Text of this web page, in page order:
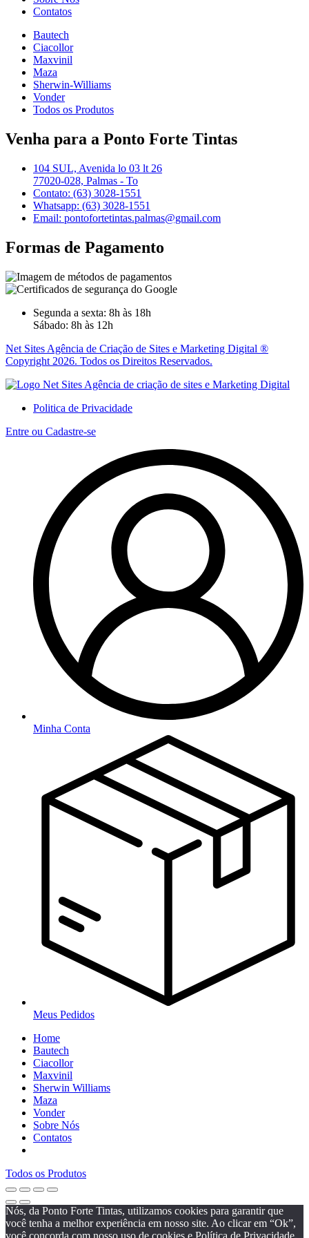
Contatos
Bautech
Ciacollor
Maxvinil
Maza
Sherwin-Williams
Vonder
Todos os Produtos
Venha para a Ponto Forte Tintas
104 SUL, Avenida lo 03 lt 26
77020-028, Palmas - To
Contato: (63) 3028-1551
Whatsapp: (63) 3028-1551
Email: pontofortetintas.palmas@gmail.com
Formas de Pagamento
Segunda a sexta: 8h às 18h
Sábado: 8h às 12h
Net Sites Agência de Criação de Sites e Marketing Digital ®
Copyright 2026. Todos os Direitos Reservados.
Politica de Privacidade
Entre ou Cadastre-se
Minha Conta
Meus Pedidos
Home
Bautech
Ciacollor
Maxvinil
Sherwin Williams
Maza
Vonder
Sobre Nós
Contatos
Todos os Produtos
Nós, da Ponto Forte Tintas, utilizamos cookies para garantir que
você tenha a melhor experiência em nosso site. Ao clicar em “Ok”,
você concorda com nosso uso de cookies e Política de Privacidade.